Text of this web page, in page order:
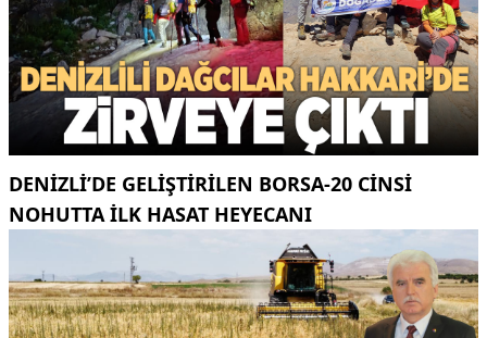
DENIZLI’DE GELIŞTIRILEN BORSA-20 CINSI
NOHUTTA ILK HASAT HEYECANI